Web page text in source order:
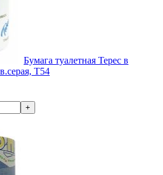
Бумага туалетная Терес в
Т54
+